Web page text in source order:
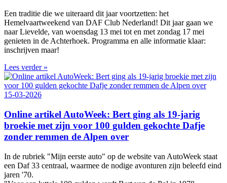
Een traditie die we uiteraard dit jaar voortzetten: het
Hemelvaartweekend van DAF Club Nederland! Dit jaar gaan we
naar Lievelde, van woensdag 13 mei tot en met zondag 17 mei
genieten in de Achterhoek. Programma en alle informatie klaar:
inschrijven maar!
Lees verder »
15-03-2026
Online artikel AutoWeek: Bert ging als 19-jarig
broekie met zijn voor 100 gulden gekochte Dafje
zonder remmen de Alpen over
In de rubriek "Mijn eerste auto" op de website van AutoWeek staat
een Daf 33 centraal, waarmee de nodige avonturen zijn beleefd eind
jaren '70.